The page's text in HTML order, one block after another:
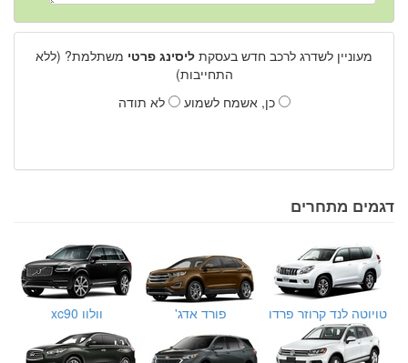
מעוניין לשדרג לרכב חדש בעסקת ליסינג פרטי משתלמת? (ללא
התחייבות)
כן, אשמח לשמוע
לא תודה
דגמים מתחרים
טויוטה לנד קרוזר פרדו פורד אדג' וולוו xc90